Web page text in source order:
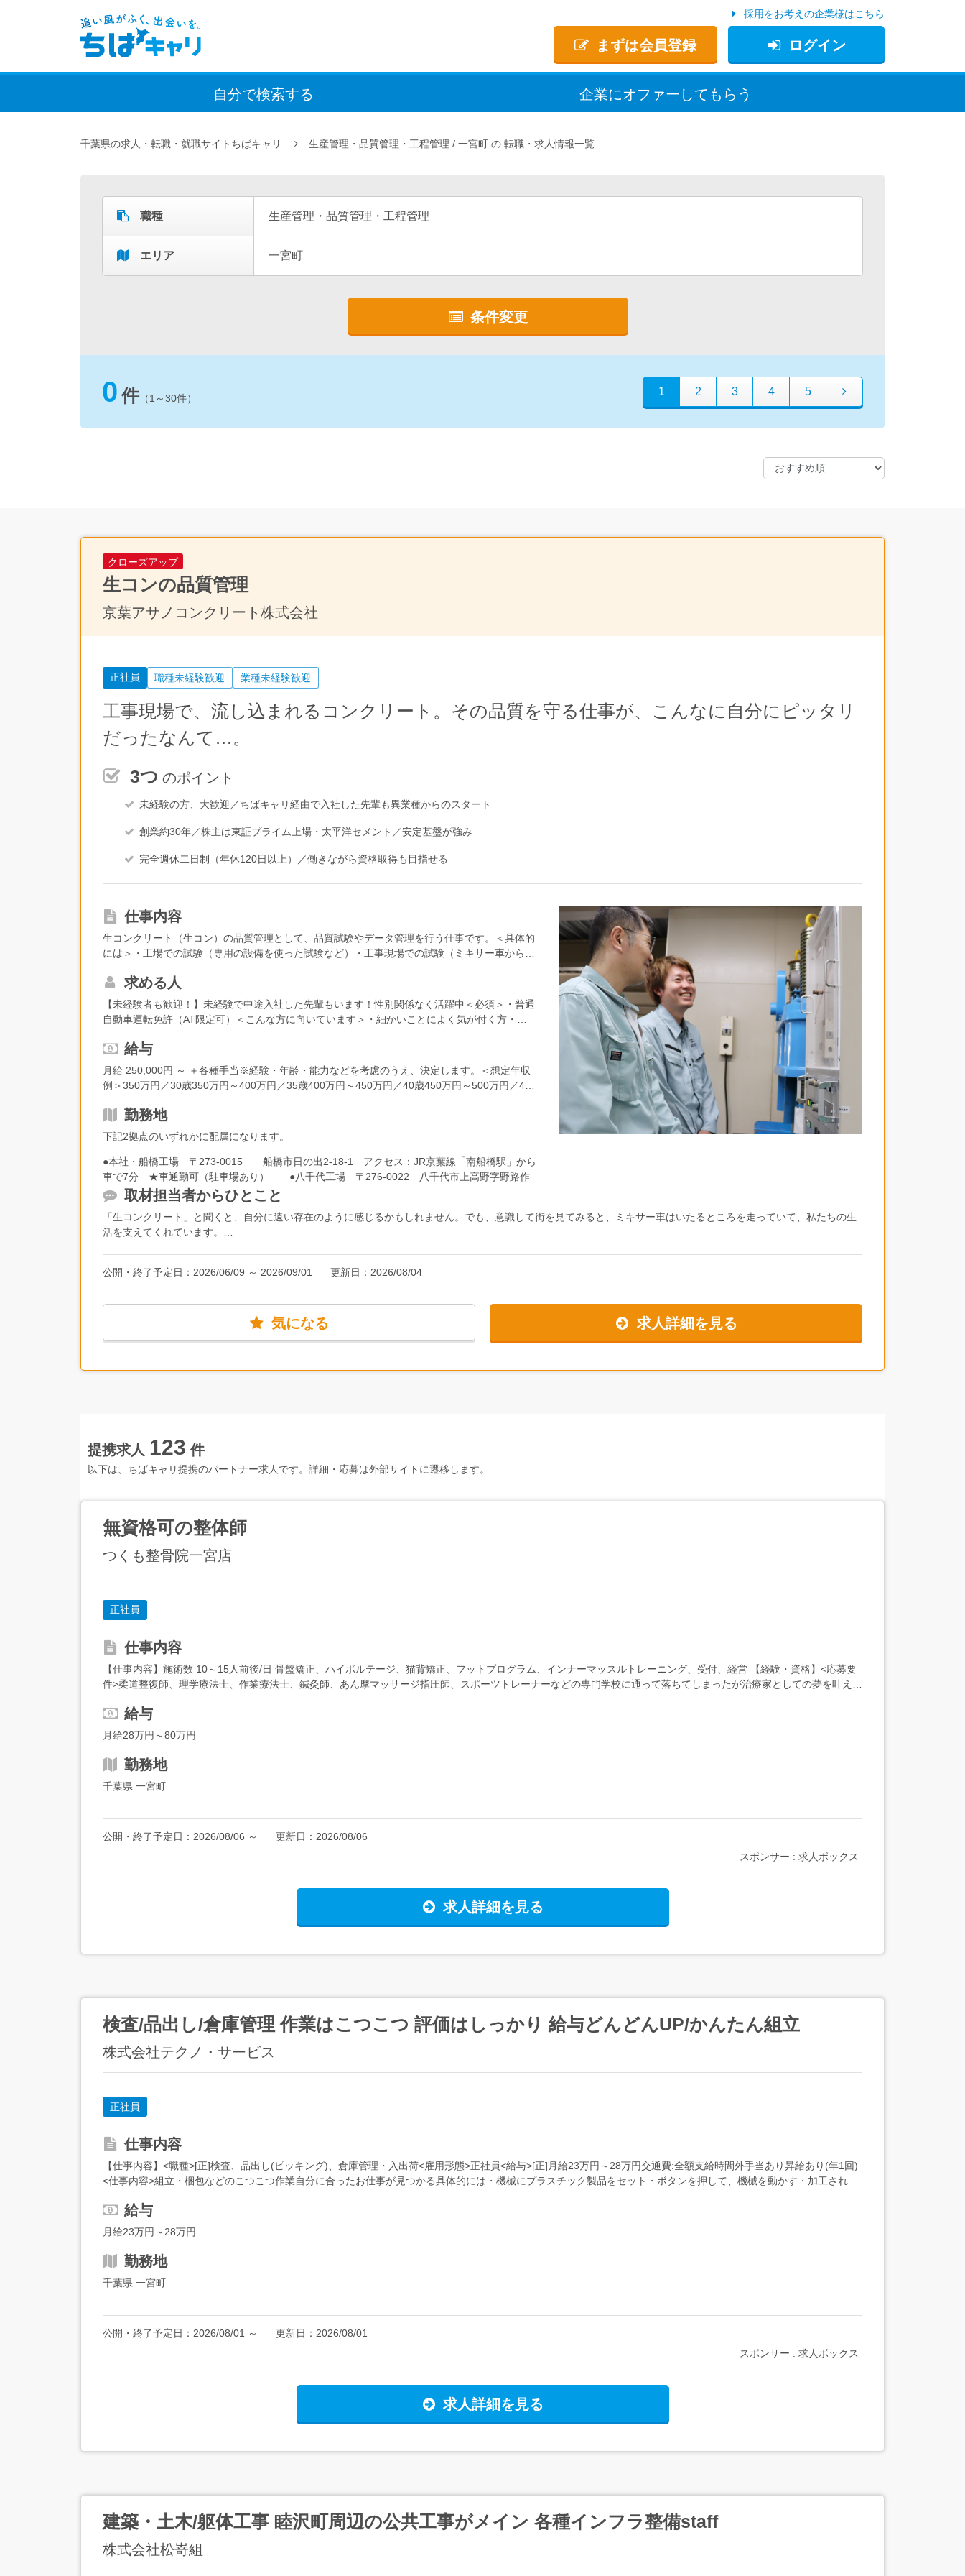
まずは会員登録 ログイン
採用をお考えの企業様はこちら
自分で検索する 企業にオファー してもらう
千葉県の求人・転職・就職サイトちばキャリ 生産管理・品質管理・工程管理 一宮町 転職・求人情報一覧
職種 生産管理・品質管理・工程管理
エリア 一宮町
条件変更
0 件（1～30件）
1 2 3 4 5
クローズアップ
生コンの品質管理
京葉アサノコンクリート株式会社
正社員 職種未経験歓迎 業種未経験歓迎
工事現場で、流し込まれるコンクリート。その品質を守る仕事が、こんなに自分にピッタリ
だったなんて…。
3つ のポイント
未経験の方、大歓迎／ちばキャリ経由で入社した先輩も異業種からのスタート
創業約30年／株主は東証プライム上場・太平洋セメント／安定基盤が強み
完全週休二日制（年休120日以上）／働きながら資格取得も目指せる
仕事内容
生コンクリート（生コン）の品質管理として、品質試験やデータ管理を行う仕事です。＜具体的
には＞・工場での試験（専用の設備を使った試験など）・工事現場での試験（ミキサー車からサ
どの使い方、試験の流れなども基本から教えますので、未経験の方もご安心ください。★現場
は、基本的に近場です（生コンは固まってしまうため、近距離配送を原則としています）。＜と
ある1日の流れ＞・7:30 朝礼その日の各自の予定や抱えている業務を共有します。いつも共有
しているので、一人で抱え込まない・困らない体制があります。↓・8:00 工場を出発道具と書
類を準備して、現場に向かいます。↓・8:30 現場到着ミキサー車の到着を待ち、生コンが下ろ
されたら現場試験を実施。出荷量などにより、滞在時間が変わります。↓・12:00 帰社・休憩
↓・13:00 工場内での試験↓・15:00 品質データを記録・書類整理↓・16:00 工場内の製造プ
ラントを洗浄（1日の終わりの日課。複数名で実施します）↓・16:30 退勤＜入社後は＞「生コ
ています。まずは機械の使い方や、生コンがどのようにできるのかを覚えていきましょう。先輩
たちが、じっくり丁寧にお教えします。★資格取得でスキルアップも！会社が支援しており、先
求める人
【未経験者も歓迎！】未経験で中途入社した先輩もいます！性別関係なく活躍中＜必須＞・普通
自動車運転免許（AT限定可）＜こんな方に向いています＞・細かいことによく気が付く方・臨
給与
月給 250,000円 ～ ＋各種手当※経験・年齢・能力などを考慮のうえ、決定します。＜想定年収
例＞350万円／30歳350万円～400万円／35歳400万円～450万円／40歳450万円～500万円／45
勤務地
下記2拠点のいずれかに配属になります。
●本社・船橋工場 〒273-0015 船橋市日の出2-18-1 アクセス：JR京葉線「南船橋駅」から
車で7分 ★車通勤可（駐車場あり） ●八千代工場 〒276-0022 八千代市上高野字野路作
1976番地8 アクセス：東葉高速鉄道「村上駅」から車で7分 ★車通勤可（駐車場あり）
海岸通2066番地18 アクセス：JR内房線「八幡宿駅」から車で7分 ★車通勤可（駐車場あ
り）
取材担当者からひとこと
「生コンクリート」と聞くと、自分に遠い存在のように感じるかもしれません。でも、意識して街を見てみると、ミキサー車はいたるところを走っていて、私たちの生
活を支えてくれています。
一人で現場の試験を担当できるまでになっているそうです。「何回でも聞いていい。一度教わったことでも、もう一度確認してOK」という先輩方のスタンスが、社員の
会社全体に流れる明るく、笑顔の多い雰囲気が印象的で、写真撮影時にも上司も部下も関係なく打ち解けて笑い合う光景がありました。それと同時に、生コンの仕事は
とても奥が深く（「奥が深い」の一言では到底表しきれないくらいです）、時間をかけてキャリアを築いていく、やりがいのある仕事だと改めて実感しました。
新しい仕事にチャレンジがしたい方、腰を据えて働いていきたい方に、ぜひ知ってほしい会社です。
公開・終了予定日： 2026/06/09 ～ 2026/09/01 更新日： 2026/08/04
気になる 求人詳細を見る
提携求人 123 件
以下は、ちばキャリ提携のパートナー求人です。詳細・応募は外部サイトに遷移します。
無資格可の整体師
つくも整骨院一宮店
正社員
仕事内容
【仕事内容】施術数 10～15人前後/日 骨盤矯正、ハイボルテージ、猫背矯正、フットプログラム、インナーマッスルトレーニング、受付、経営 【経験・資格】<応募要
件>柔道整復師、理学療法士、作業療法士、鍼灸師、あん摩マッサージ指圧師、スポーツトレーナーなどの専門学校に通って落ちてしまったが治療家としての夢を叶えた
給与
月給28万円～80万円
勤務地
千葉県 一宮町
公開・終了予定日： 2026/08/06 ～ 更新日： 2026/08/06
スポンサー : 求人ボックス
求人詳細を見る
検査/品出し/倉庫管理 作業はこつこつ 評価はしっかり 給与どんどんUP/かんたん組立
株式会社テクノ・サービス
正社員
仕事内容
【仕事内容】<職種>[正]検査、品出し(ピッキング)、倉庫管理・入出荷<雇用形態>正社員<給与>[正]月給23万円～28万円交通費:全額支給時間外手当あり昇給あり(年1回)
<仕事内容>組立・梱包などのこつこつ作業自分に合ったお仕事が見つかる具体的には・機械にプラスチック製品をセット・ボタンを押して、機械を動かす・加工された
給与
月給23万円～28万円
勤務地
千葉県 一宮町
公開・終了予定日： 2026/08/01 ～ 更新日： 2026/08/01
スポンサー : 求人ボックス
求人詳細を見る
建築・土木/躯体工事 睦沢町周辺の公共工事がメイン 各種インフラ整備staff
株式会社松嵜組